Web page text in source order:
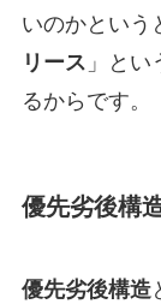
いのかという
リース 」と
るからです。
優先劣後構
優先劣後構造